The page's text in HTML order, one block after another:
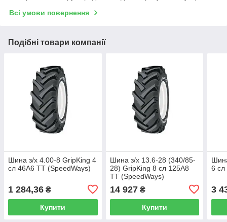
Всі умови повернення
Подібні товари компанії
Шина з/х 4.00-8 GripKing 4
сл 46A6 TT (SpeedWays)
1 284,36 ₴
Купити
Шина з/х 13.6-28 (340/85-
28) GripKing 8 сл 125A8
TT (SpeedWays)
14 927₴
Купити
6 сл
3